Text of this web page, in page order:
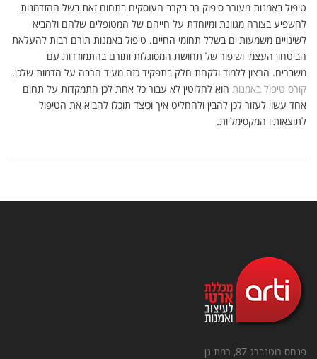
טיפול באמנות מעורר סיפוק רב בקרב העוסקים בתחום זאת בשל ההזדמנות
להשפיע בצורה מגוונת ומיוחדת על חייהם של המטופלים שלהם ולהביא
לשינויים משמעותיים בשלל תחומי החיים. טיפול באמנות תורם רבות להעלאת
הביטחון העצמי ושיפור של תחושת המסוגלות ותורם בהתמודדות עם
משברים. הרצון ללמוד ולקחת חלק בתפקיד כזה מעיד הרבה על הדמות שלכן.
קורס טיפול באמנות הוא לחלוטין לא עבור כל אחת לכן התמקדות על תחום
אחד עשוי לעזור לכן להבין ולהחליט איך וכיצד תוכלו להביא את הטיפול
לתוצאותיו המקסימליות.
פנחס רוטנברג 87, רמת גן